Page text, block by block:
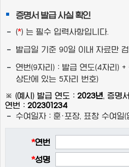
증명서 발급 사실 확인
(*) 는 필수 입력사항입니다.
발급일 기준 90일 이내 자료만
연번(9자리) : 발급 연도(4자리) +
상단에 있는 5자리 번호)
※ (예시) 발급 연도 : 2023년, 증명
연번 : 202301234
수여일자 : 훈·포장, 표창 수여일(
*연번
*성명